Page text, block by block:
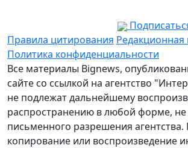
Правила цитирования Редакционная
Политика конфиденциальности
Все материалы Bignews,
сайте со ссылкой на агентство
не подлежат дальнейшему
распространению в любой форме, не
письменного разрешения агентства.
копирование или воспроизведение